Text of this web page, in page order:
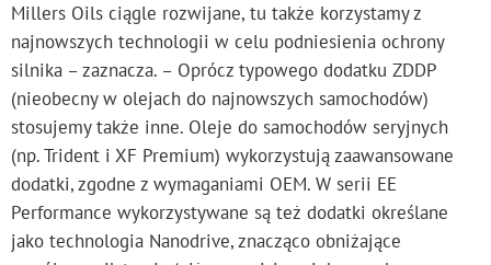
Millers Oils ciągle rozwijane, tu także korzystamy z
najnowszych technologii w celu podniesienia ochrony
silnika – zaznacza. – Oprócz typowego dodatku ZDDP
(nieobecny w olejach do najnowszych samochodów)
stosujemy także inne. Oleje do samochodów seryjnych
(np. Trident i XF Premium) wykorzystują zaawansowane
dodatki, zgodne z wymaganiami OEM. W serii EE
Performance wykorzystywane są też dodatki określane
jako technologia Nanodrive, znacząco obniżające